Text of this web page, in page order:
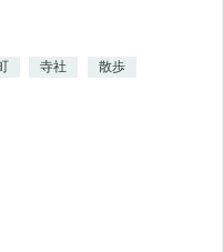
寺社
散歩